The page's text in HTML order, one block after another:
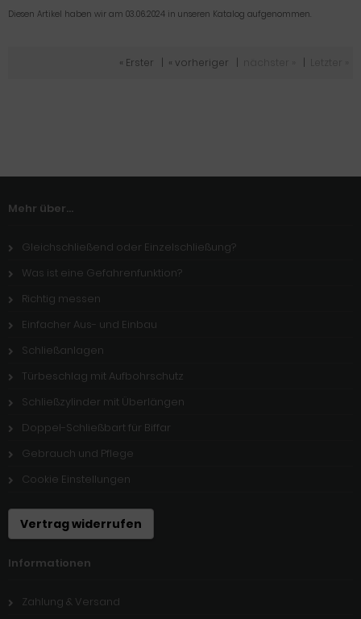
Diesen Artikel haben wir am 03.06.2024 in unseren Katalog aufgenommen.
« Erster « vorheriger
Mehr über...
Gleichschließend oder Einzelschließung?
Was ist eine Gefahrenfunktion?
Richtig messen
Einfacher Aus- und Einbau
Schließanlagen
Türbeschlag mit Aufbohrschutz
Schließzylinder mit Überlängen
Doppel-Schließbart für Biffar
Gebrauch und Pflege
Cookie Einstellungen
Vertrag widerrufen
Informationen
Zahlung & Versand